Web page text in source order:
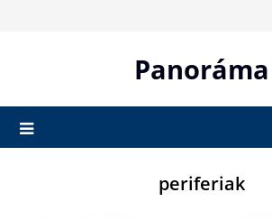
Panoráma
periferiak